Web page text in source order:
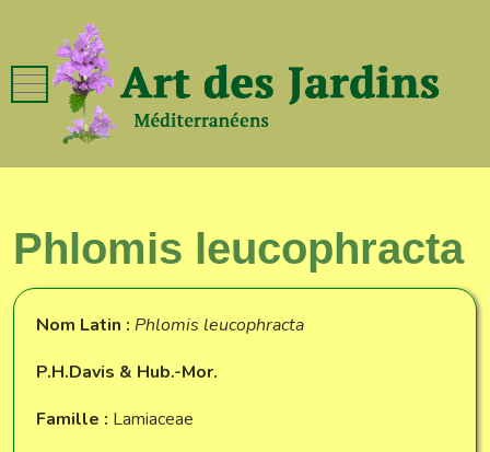
Mobile Menu Toggle
Phlomis leucophracta
Nom Latin : Phlomis leucophracta
P.H.Davis & Hub.-Mor.
Famille : Lamiaceae